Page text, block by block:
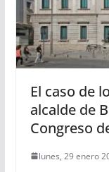
El caso de
alcalde de
Congreso
lunes, 29 enero